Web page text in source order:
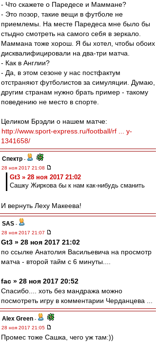
- Что скажете о Паредесе и Маммане?
- Это позор, такие вещи в футболе не
приемлемы. На месте Паредеса мне было бы
стыдно смотреть на самого себя в зеркало.
Маммана тоже хорош. Я бы хотел, чтобы обоих
дисквалифицировали на два-три матча.
- Как в Англии?
- Да, в этом сезоне у нас постфактум
отстраняют футболистов за симуляции. Думаю,
другим странам нужно брать пример - такому
поведению не место в спорте.
Целиком Брэдли о нашем матче:
http://www.sport-express.ru/football/rf ... y-
1341658/
Спектр -
28 ноя 2017 21:08
Gt3 » 28 ноя 2017 21:02
Сашку Жиркова бы к нам как-нибудь сманить
И вернуть Леху Макеева!
SAS -
28 ноя 2017 21:07
Gt3 » 28 ноя 2017 21:02
по ссылке Анатолия Васильевича на просмотр
матча - второй тайм с 6 минуты....
fac » 28 ноя 2017 20:52
Спасибо.... хоть без мандража можно
посмотреть игру в комментарии Черданцева ...
Alex Green -
28 ноя 2017 21:05
Промес тоже Сашка, чего уж там:))